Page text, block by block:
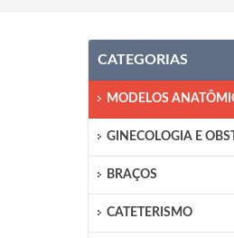
CATEGORIAS
MODELOS
GINECOLOGIA E
BRAÇOS
CATETERISMO